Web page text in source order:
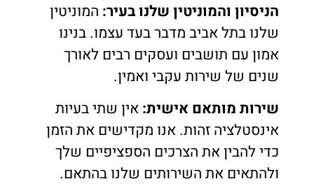
הניסיון והמוניטין שלנו בעיר: המוניטין
שלנו בתל אביב מדבר בעד עצמו. בנינו
אמון עם תושבים ועסקים רבים לאורך
שנים של שירות עקבי ואמין.
שירות מותאם אישית:אין שתי בעיות
אינסטלציה זהות. אנו מקדישים את הזמן
כדי להבין את הצרכים הספציפיים שלך
ולהתאים את השירותים שלנו בהתאם.